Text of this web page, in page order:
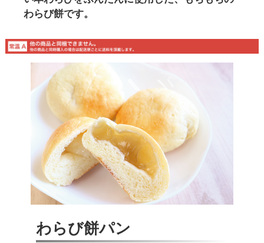
わらび餅です。
わらび餅パン